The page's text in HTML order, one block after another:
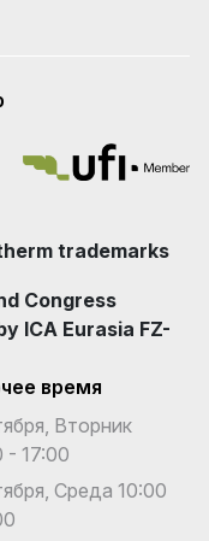
trademarks
Congress
ICA Eurasia FZ-
время
Вторник
- 17:00
Среда 10:00